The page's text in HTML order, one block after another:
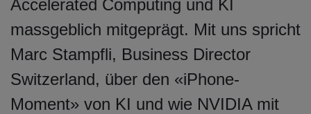
Accelerated Computing und KI
massgeblich mitgeprägt. Mit uns spricht
Marc Stampfli, Business Director
Switzerland, über den «iPhone-
Moment» von KI und wie NVIDIA mit